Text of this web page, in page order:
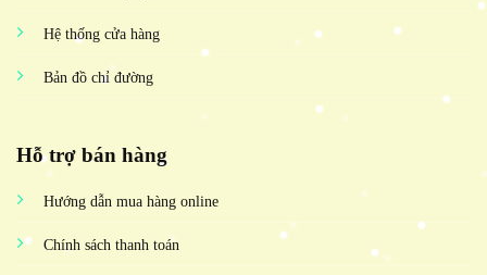
Hệ thống cửa hàng
Bản đồ chỉ đường
Hỗ trợ bán hàng
Hướng dẫn mua hàng online
Chính sách thanh toán